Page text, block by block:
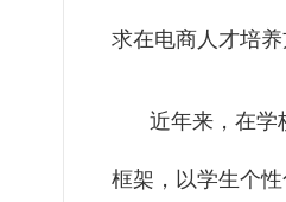
求在电商人才培
近年来，在学
框架，以学生个